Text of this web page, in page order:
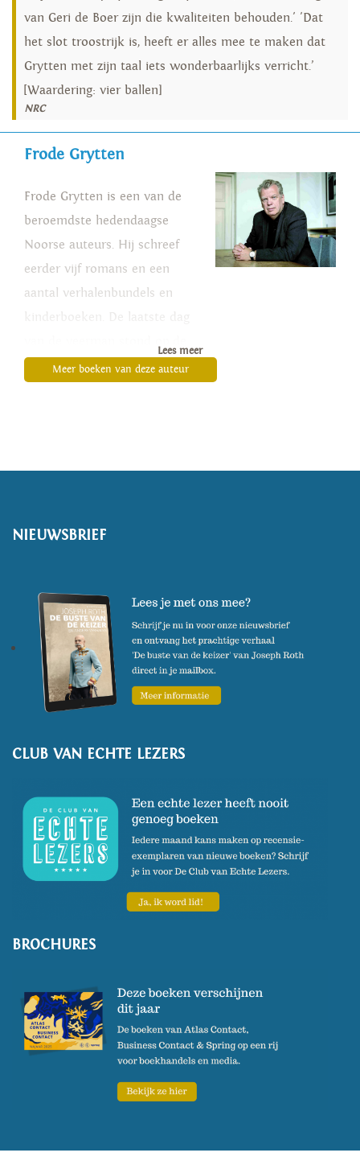
van Geri de Boer zijn die kwaliteiten behouden.' 'Dat
het slot troostrijk is, heeft er alles mee te maken dat
Grytten met zijn taal iets wonderbaarlijks verricht.’
[Waardering: vier ballen]
NRC
Frode Grytten
Frode Grytten is een van de
beroemdste hedendaagse
Noorse auteurs. Hij schreef
eerder vijf romans en een
aantal verhalenbundels en
shortlist van de Noorse
Lees meer
Meer boeken van deze auteur
NIEUWSBRIEF
CLUB VAN ECHTE LEZERS
BROCHURES